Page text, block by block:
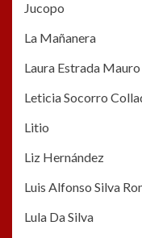
Jucopo
La Mañanera
Laura Estrada Mauro
Leticia Socorro
Litio
Liz Hernández
Luis Alfonso Silva
Lula Da Silva